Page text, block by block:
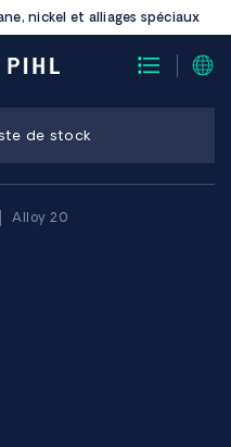
nickel et alliages spéciaux
Alloy 20